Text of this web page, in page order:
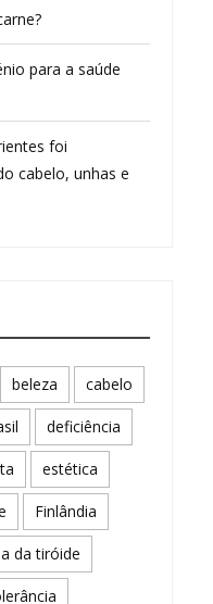
para a saúde
foi
cabelo, unhas e
beleza cabelo
deficiência
estética
Finlândia
da tiróide